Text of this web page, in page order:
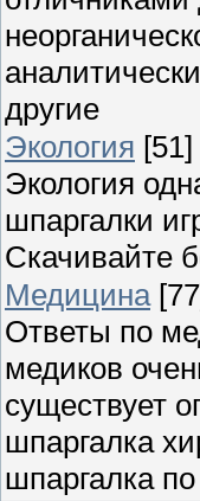
другие
Экология [51]
Экология
шпаргалки
Скачивайте
Медицина
Ответы по
медиков
существует
шпаргалка
шпаргалка